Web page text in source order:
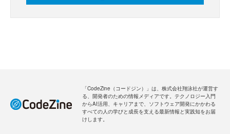
「CodeZine（コードジン）」は、株式会社翔泳社が運営す
る、開発者のための情報メディアです。テクノロジー入門
からAI活用、キャリアまで、ソフトウェア開発にかかわる
すべての人の学びと成長を支える最新情報と実践知をお届
けします。